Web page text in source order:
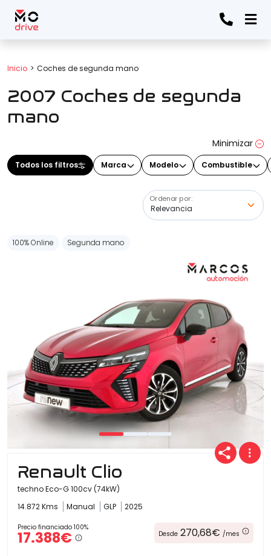
Inicio Coches de segunda mano
2007 Coches de segunda
mano
Minimizar
Todos los filtros Marca Modelo Combustible
Ordenar por:
Todos los filtros
Marca
Modelo
(Elige uno o varios modelos)
Cuota
Año
Kilómetros
Combustible
(Elige una o varias opciones)
100% Online Segunda mano
Renault Clio
techno Eco-G 100cv (74kW)
14.872 Kms
Manual GLP 2025
Precio financiado 100%
17.388€ Desde 270,68€ /mes